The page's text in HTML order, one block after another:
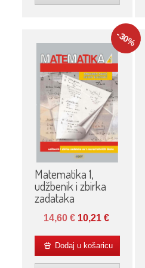
-30%
Matematika 1,
udžbenik i zbirka
zadataka
14,60€ 10,21 €
Dodaj u košaricu